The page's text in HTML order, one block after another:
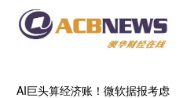
AI巨头算经济账！微软据报考虑